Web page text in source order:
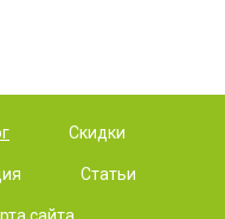
Скидки
Статьи